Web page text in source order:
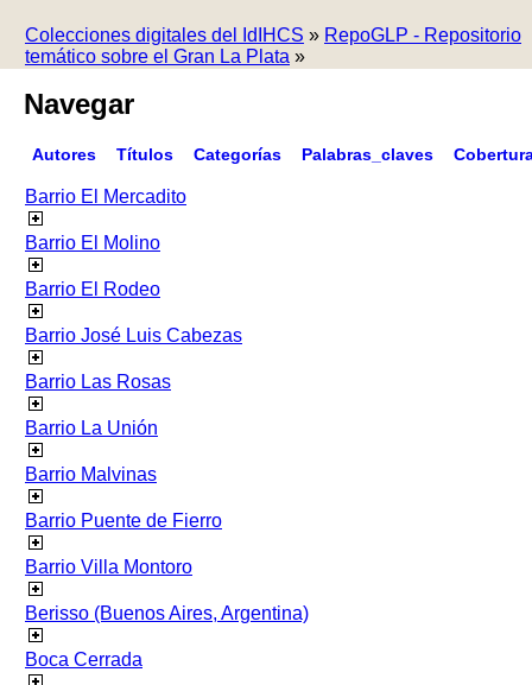
Colecciones digitales del IdIHCS » RepoGLP - Repositorio
temático sobre el Gran La Plata »
Navegar
Autores Títulos Categorías Palabras_claves
Barrio El Mercadito
Barrio El Molino
Barrio El Rodeo
Barrio José Luis Cabezas
Barrio Las Rosas
Barrio La Unión
Barrio Malvinas
Barrio Puente de Fierro
Barrio Villa Montoro
Berisso (Buenos Aires, Argentina)
Boca Cerrada